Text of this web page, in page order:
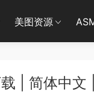
美图资源
| 简体中